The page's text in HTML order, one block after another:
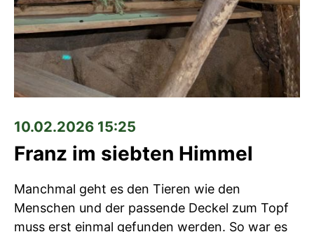
10.02.2026 15:25
Franz im siebten Himmel
Manchmal geht es den Tieren wie den
Menschen und der passende Deckel zum Topf
muss erst einmal gefunden werden. So war es